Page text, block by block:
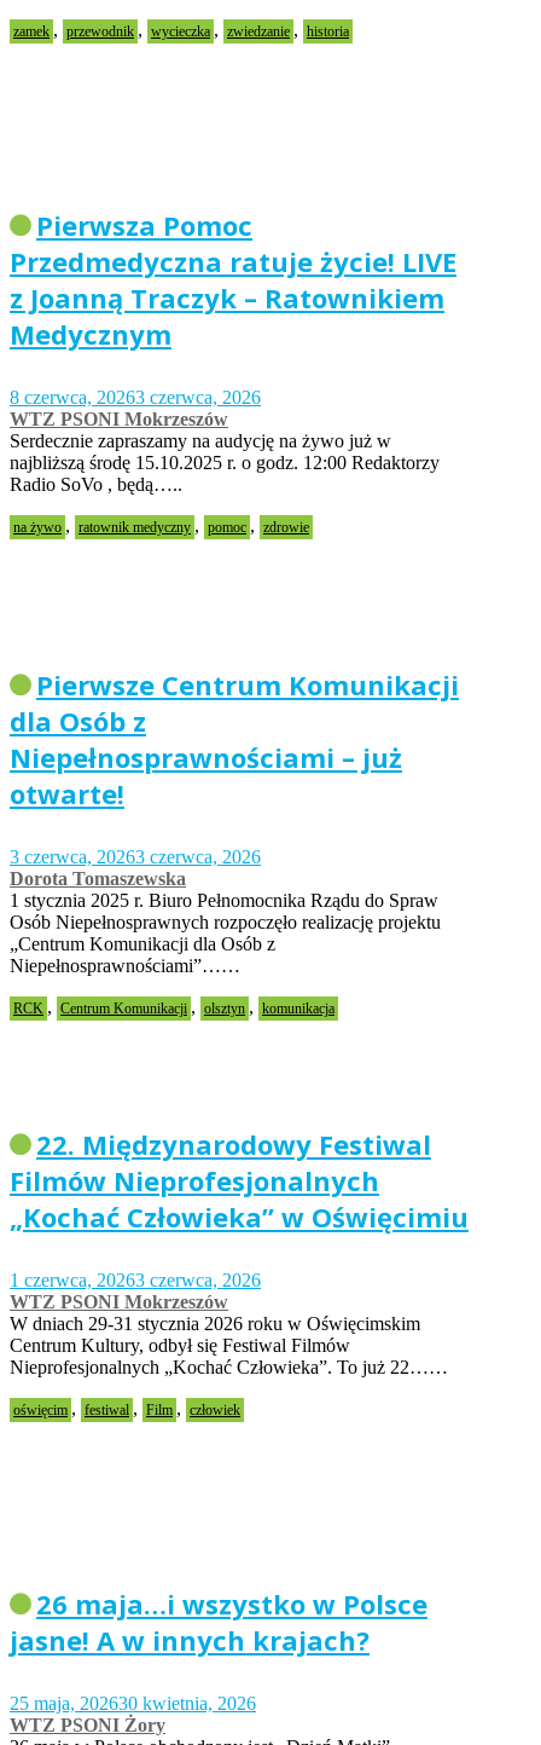
zamek , przewodnik , wycieczka , zwiedzanie , historia
Pierwsza Pomoc
Przedmedyczna ratuje życie! LIVE
z Joanną Traczyk – Ratownikiem
Medycznym
8 czerwca, 20263 czerwca, 2026
WTZ PSONI Mokrzeszów
Serdecznie zapraszamy na audycję na żywo już w
najbliższą środę 15.10.2025 r. o godz. 12:00 Redaktorzy
Radio SoVo , będą…..
na żywo , ratownik medyczny , pomoc , zdrowie
Pierwsze Centrum Komunikacji
dla Osób z
Niepełnosprawnościami – już
otwarte!
3 czerwca, 20263 czerwca, 2026
Dorota Tomaszewska
1 stycznia 2025 r. Biuro Pełnomocnika Rządu do Spraw
Osób Niepełnosprawnych rozpoczęło realizację projektu
„Centrum Komunikacji dla Osób z
Niepełnosprawnościami”……
RCK , Centrum Komunikacji , olsztyn , komunikacja
22. Międzynarodowy Festiwal
Filmów Nieprofesjonalnych
„Kochać Człowieka” w Oświęcimiu
1 czerwca, 20263 czerwca, 2026
WTZ PSONI Mokrzeszów
W dniach 29-31 stycznia 2026 roku w Oświęcimskim
Centrum Kultury, odbył się Festiwal Filmów
Nieprofesjonalnych „Kochać Człowieka”. To już 22……
oświęcim , festiwal , Film , człowiek
26 maja…i wszystko w Polsce
jasne! A w innych krajach?
25 maja, 202630 kwietnia, 2026
WTZ PSONI Żory